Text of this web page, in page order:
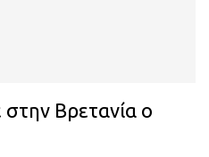
Βρετανία ο